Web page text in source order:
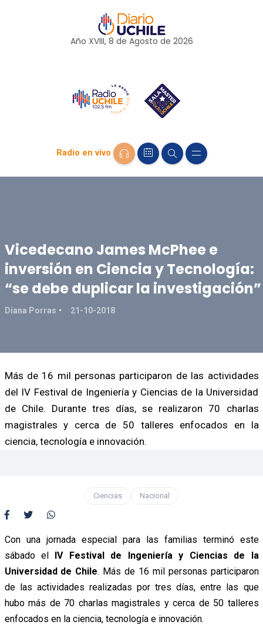
Año XVIII, 8 de Agosto de 2026
Radio en vivo
Vicedecano James McPhee e
inversión en Ciencia y Tecnología:
“se debe duplicar la investigación”
Diana Porras 21-10-2018
Más de 16 mil personas participaron de las actividades
del IV Festival de Ingeniería y Ciencias de la Universidad
de Chile. Durante tres días, se realizaron 70 charlas
magistrales y cerca de 50 talleres enfocados en la
ciencia, tecnología e innovación.
Ciencias Nacional
Con una jornada especial para las familias terminó este
sábado el IV Festival de Ingeniería y Ciencias de la
Universidad de Chile. Más de 16 mil personas participaron
de las actividades realizadas por tres días, entre las que
hubo más de 70 charlas magistrales y cerca de 50 talleres
enfocados en la ciencia, tecnología e innovación.